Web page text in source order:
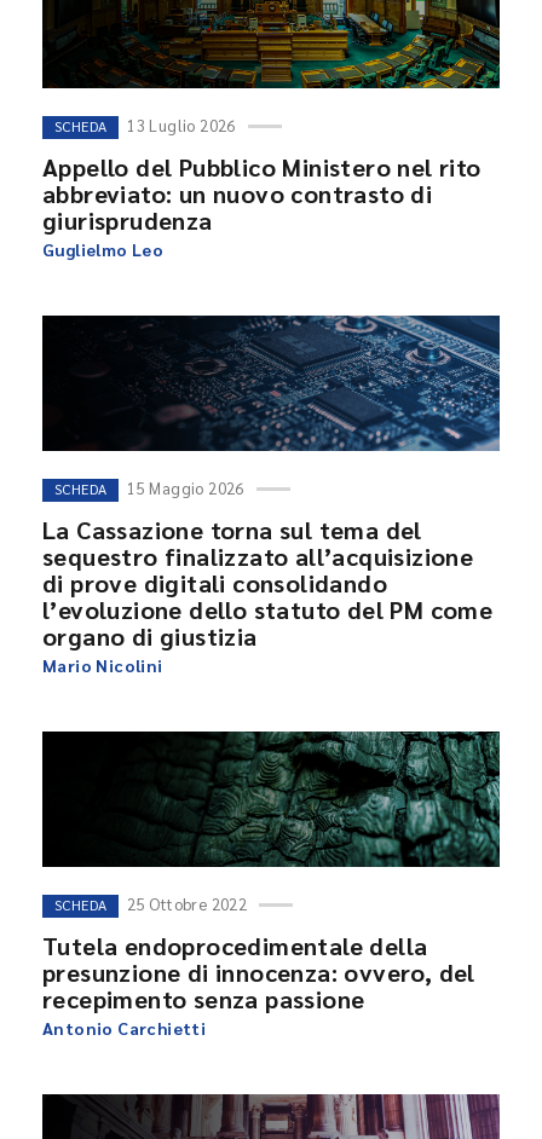
SCHEDA 13 Luglio 2026
Appello del Pubblico Ministero nel rito
abbreviato: un nuovo contrasto di
giurisprudenza
Guglielmo Leo
SCHEDA 15 Maggio 2026
La Cassazione torna sul tema del
sequestro finalizzato all’acquisizione
di prove digitali consolidando
l’evoluzione dello statuto del PM come
organo di giustizia
Mario Nicolini
SCHEDA 25 Ottobre 2022
Tutela endoprocedimentale della
presunzione di innocenza: ovvero, del
recepimento senza passione
Antonio Carchietti